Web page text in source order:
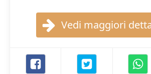
Vedi maggiori